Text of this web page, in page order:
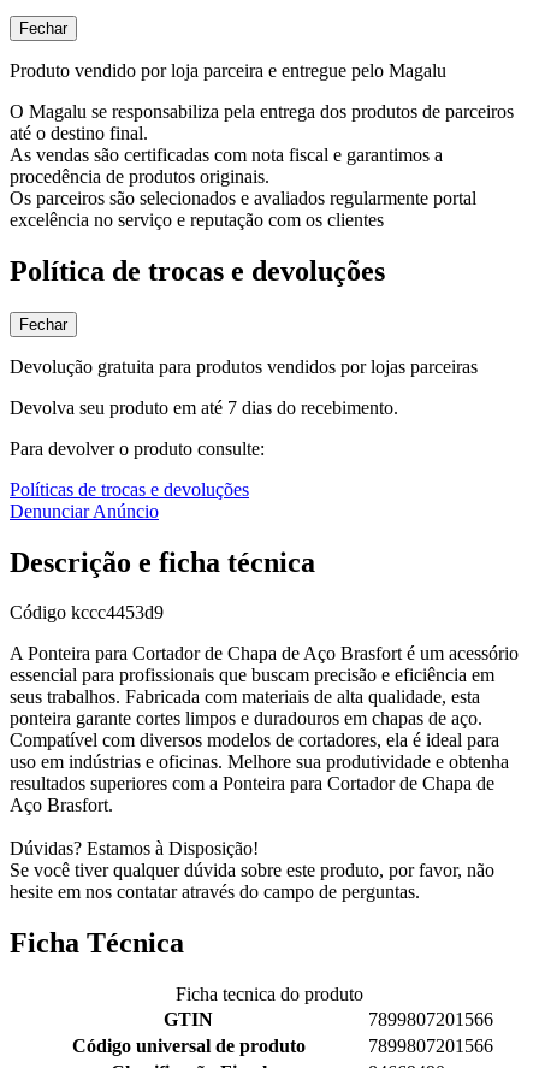
Fechar
Produto vendido por loja parceira e entregue pelo Magalu
O Magalu se responsabiliza pela entrega dos produtos de parceiros
até o destino final.
As vendas são certificadas com nota fiscal e garantimos a
procedência de produtos originais.
Os parceiros são selecionados e avaliados regularmente portal
excelência no serviço e reputação com os clientes
Política de trocas e devoluções
Fechar
Devolução gratuita para produtos vendidos por lojas parceiras
Devolva seu produto em até 7 dias do recebimento.
Para devolver o produto consulte:
Políticas de trocas e devoluções
Denunciar Anúncio
Descrição e ficha técnica
Código kccc4453d9
A Ponteira para Cortador de Chapa de Aço Brasfort é um acessório
essencial para profissionais que buscam precisão e eficiência em
seus trabalhos. Fabricada com materiais de alta qualidade, esta
ponteira garante cortes limpos e duradouros em chapas de aço.
Compatível com diversos modelos de cortadores, ela é ideal para
uso em indústrias e oficinas. Melhore sua produtividade e obtenha
resultados superiores com a Ponteira para Cortador de Chapa de
Aço Brasfort.
Dúvidas? Estamos à Disposição!
Se você tiver qualquer dúvida sobre este produto, por favor, não
hesite em nos contatar através do campo de perguntas.
Ficha Técnica
Ficha tecnica do produto
GTIN
7899807201566
Código universal de produto
7899807201566